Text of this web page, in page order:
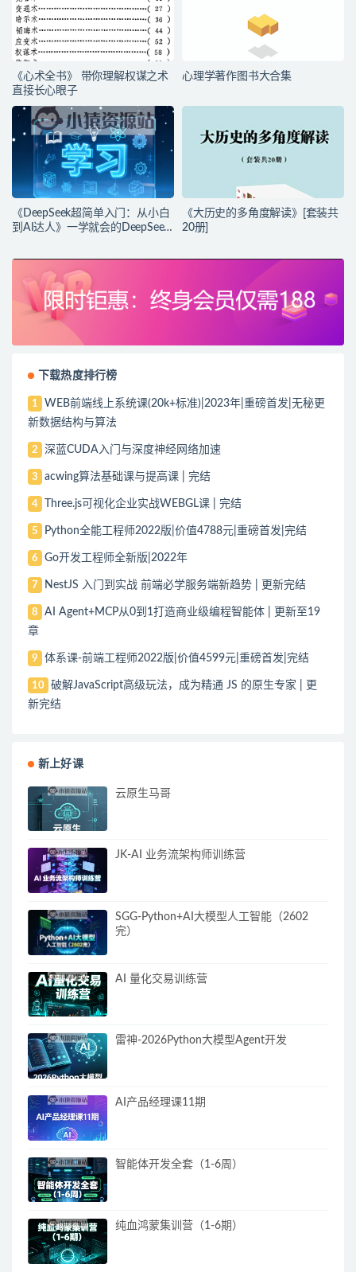
《心术全书》 带你理解权谋之术
直接长心眼子
心理学著作图书大合集
《DeepSeek超简单入门：从小白
到AI达人》一学就会的DeepSeek
《大历史的多角度解读》[套装共
20册]
下载热度排行榜
1
WEB前端线上系统课(20k+标准)|2023年|重磅首发|无秘更
新数据结构与算法
2 深蓝CUDA入门与深度神经网络加速
3 acwing算法基础课与提高课 | 完结
4 Three.js可视化企业实战WEBGL课 | 完结
5 Python全能工程师2022版|价值4788元|重磅首发|完结
6 Go开发工程师全新版|2022年
7 NestJS 入门到实战 前端必学服务端新趋势 | 更新完结
8
AI Agent+MCP从0到1打造商业级编程智能体 | 更新至19
章
9 体系课-前端工程师2022版|价值4599元|重磅首发|完结
10
破解JavaScript高级玩法，成为精通 JS 的原生专家 | 更
新完结
新上好课
云原生马哥
JK-AI 业务流架构师训练营
SGG-Python+AI大模型人工智能（2602
完）
AI 量化交易训练营
雷神-2026Python大模型Agent开发
AI产品经理课11期
智能体开发全套（1-6周）
纯血鸿蒙集训营（1-6期）